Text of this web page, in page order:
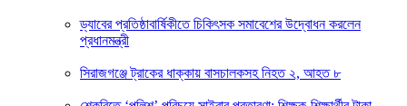
ড্যাবের প্রতিষ্ঠাবার্ষিকীতে চিকিৎসক সমাবেশের উদ্বোধন করলেন
প্রধানমন্ত্রী
সিরাজগঞ্জে ট্রাকের ধাক্কায় বাসচালকসহ নিহত ২, আহত ৮